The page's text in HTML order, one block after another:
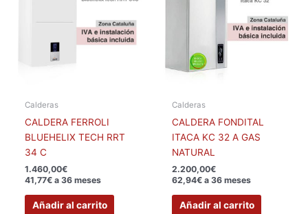
Calderas
CALDERA FERROLI
BLUEHELIX TECH RRT
34 C
1.460,00€
41,77€ a 36 meses
Añadir al carrito
Calderas
CALDERA FONDITAL
ITACA KC 32 A GAS
NATURAL
2.200,00€
62,94€ a 36 meses
Añadir al carrito